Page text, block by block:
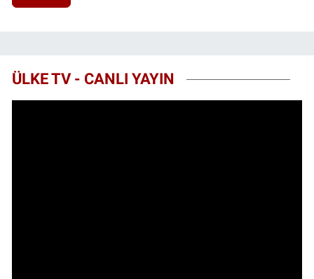
ÜLKE TV - CANLI YAYIN